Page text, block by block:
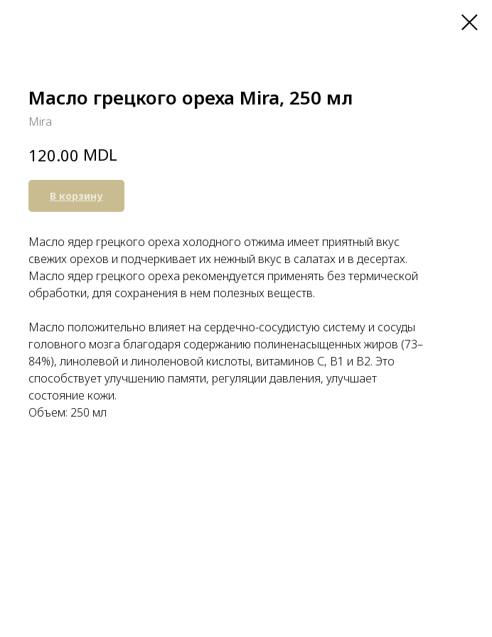
Масло грецкого ореха Mira, 250 мл
Mira
120.00 MDL
В корзину
Масло ядер грецкого ореха холодного отжима имеет приятный вкус
свежих орехов и подчеркивает их нежный вкус в салатах и в десертах.
Масло ядер грецкого ореха рекомендуется применять без термической
обработки, для сохранения в нем полезных веществ.
Масло положительно влияет на сердечно-сосудистую систему и сосуды
головного мозга благодаря содержанию полиненасыщенных жиров (73–
84%), линолевой и линоленовой кислоты, витаминов С, В1 и В2. Это
способствует улучшению памяти, регуляции давления, улучшает
состояние кожи.
Объем: 250 мл